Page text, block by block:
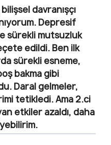
davranışçı
Depresif
sürekli mutsuzluk
edildi. Ben ilk
sürekli esneme,
bakma gibi
Daral gelmeler,
tetikledi. Ama 2.ci
etkiler azaldı, daha